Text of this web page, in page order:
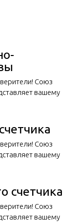
Союз
вашему
Союз
вашему
счетчика
Союз
вашему